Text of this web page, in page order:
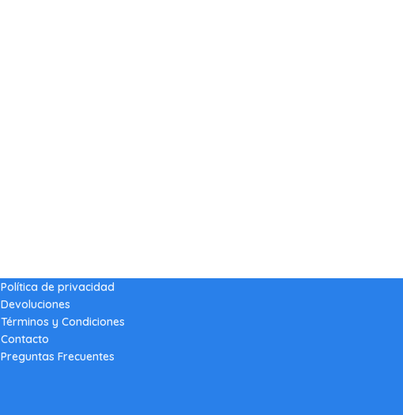
Política de privacidad
Devoluciones
Términos y Condiciones
Contacto
Preguntas Frecuentes